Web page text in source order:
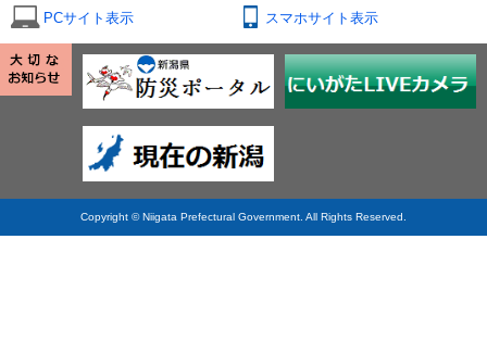
PCサイト表示 スマホサイト表示
Copyright © Niigata Prefectural Government. All Rights Reserved.